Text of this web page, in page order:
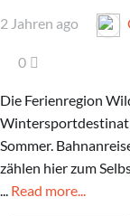
2 Jahren ago
0
Die Ferienregion
Sommer.
zählen hier zum
... Read more...